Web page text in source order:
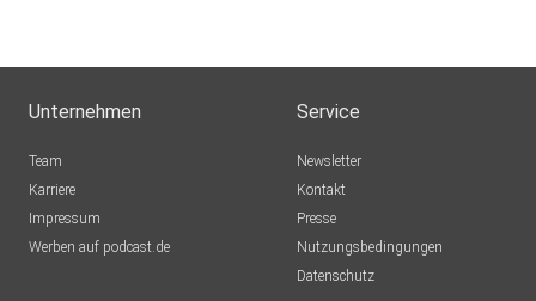
Unternehmen
Team
Karriere
Impressum
Werben auf podcast.de
Service
Newsletter
Kontakt
Presse
Nutzungsbedingungen
Datenschutz